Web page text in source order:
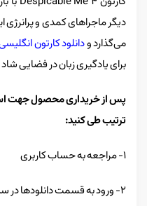
دیگر ماجراهای کمدی و
می‌گذارد ودانلود کارتون
برای یادگیری زبان در فضایی
پس از خریداری محصول جهت
ترتیب طی کنید:
۱- مراجعه به حساب کاربری
۲- ورود به قسمت دانلودها در ستون سمت راست